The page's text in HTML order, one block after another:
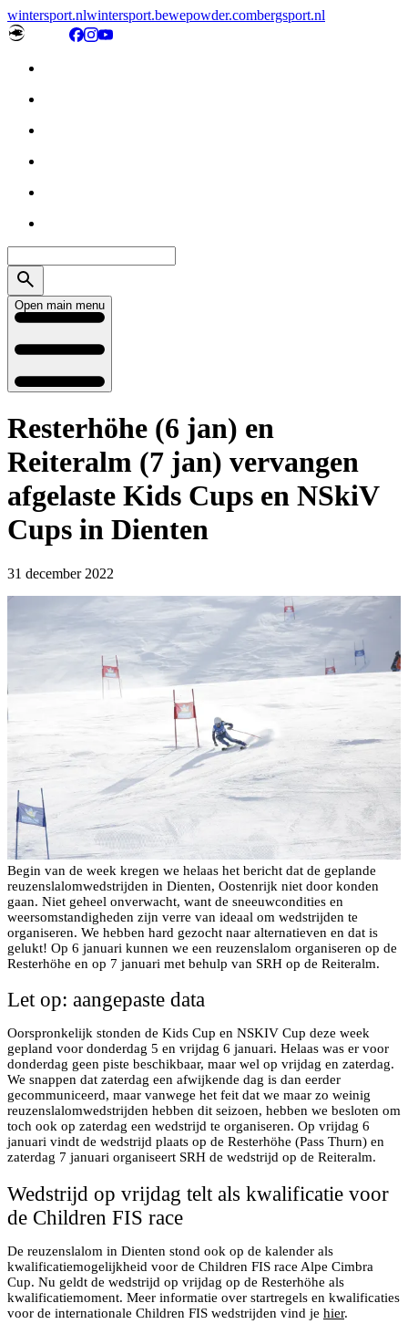
wintersport.nlwintersport.bewepowder.combergsport.nl
Open main menu
Resterhöhe (6 jan) en
Reiteralm (7 jan) vervangen
afgelaste Kids Cups en NSkiV
Cups in Dienten
31 december 2022
Begin van de week kregen we helaas het bericht dat de geplande
reuzenslalomwedstrijden in Dienten, Oostenrijk niet door konden
gaan. Niet geheel onverwacht, want de sneeuwcondities en
weersomstandigheden zijn verre van ideaal om wedstrijden te
organiseren. We hebben hard gezocht naar alternatieven en dat is
gelukt! Op 6 januari kunnen we een reuzenslalom organiseren op de
Resterhöhe en op 7 januari met behulp van SRH op de Reiteralm.
Let op: aangepaste data
Oorspronkelijk stonden de Kids Cup en NSKIV Cup deze week
gepland voor donderdag 5 en vrijdag 6 januari. Helaas was er voor
donderdag geen piste beschikbaar, maar wel op vrijdag en zaterdag.
We snappen dat zaterdag een afwijkende dag is dan eerder
gecommuniceerd, maar vanwege het feit dat we maar zo weinig
reuzenslalomwedstrijden hebben dit seizoen, hebben we besloten om
toch ook op zaterdag een wedstrijd te organiseren. Op vrijdag 6
januari vindt de wedstrijd plaats op de Resterhöhe (Pass Thurn) en
zaterdag 7 januari organiseert SRH de wedstrijd op de Reiteralm.
Wedstrijd op vrijdag telt als kwalificatie voor
de Children FIS race
De reuzenslalom in Dienten stond ook op de kalender als
kwalificatiemogelijkheid voor de Children FIS race Alpe Cimbra
Cup. Nu geldt de wedstrijd op vrijdag op de Resterhöhe als
kwalificatiemoment. Meer informatie over startregels en kwalificaties
voor de internationale Children FIS wedstrijden vind je hier.